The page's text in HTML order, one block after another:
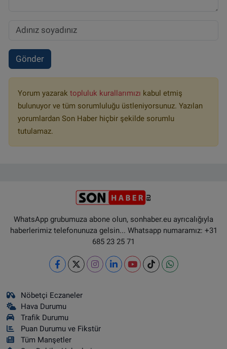
Gönder
Yorum yazarak topluluk kurallarımızı kabul etmiş
bulunuyor ve tüm sorumluluğu üstleniyorsunuz. Yazılan
yorumlardan Son Haber hiçbir şekilde sorumlu
tutulamaz.
WhatsApp grubumuza abone olun, sonhaber.eu ayrıcalığıyla
haberlerimiz telefonunuza gelsin... Whatsapp numaramız: +31
685 23 25 71
Nöbetçi Eczaneler
Hava Durumu
Trafik Durumu
Puan Durumu ve Fikstür
Tüm Manşetler